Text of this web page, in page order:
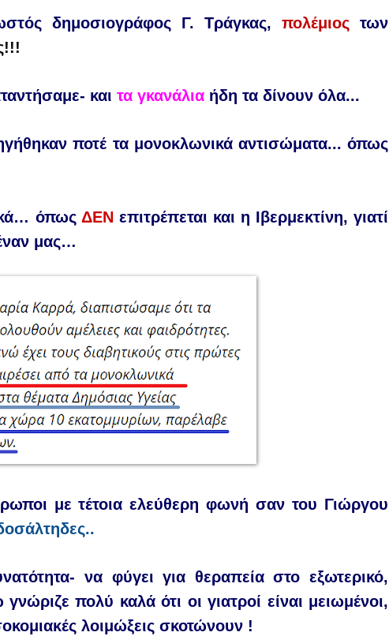
δημοσιογράφος Γ. Τράγκας,πολέμιος των
- και τα γκανάλια ήδη τα δίνουν όλα...
ποτέ τα μονοκλωνικά αντισώματα... όπως
όπως ΔΕΝεπιτρέπεται και η Ιβερμεκτίνη, γιατί
μας…
με τέτοια ελεύθερη φωνή σαν του Γιώργου
να φύγει για θεραπεία στο εξωτερικό,
γνώριζε πολύ καλά ότι οι γιατροί είναι μειωμένοι,
λοιμώξεις σκοτώνουν !